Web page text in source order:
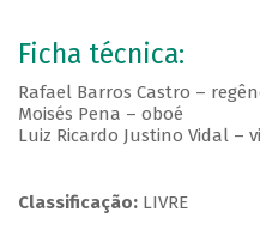
Ficha técnica:
Rafael Barros Castro –
Moisés Pena – oboé
Luiz Ricardo Justino Vidal –
Classificação:LIVRE